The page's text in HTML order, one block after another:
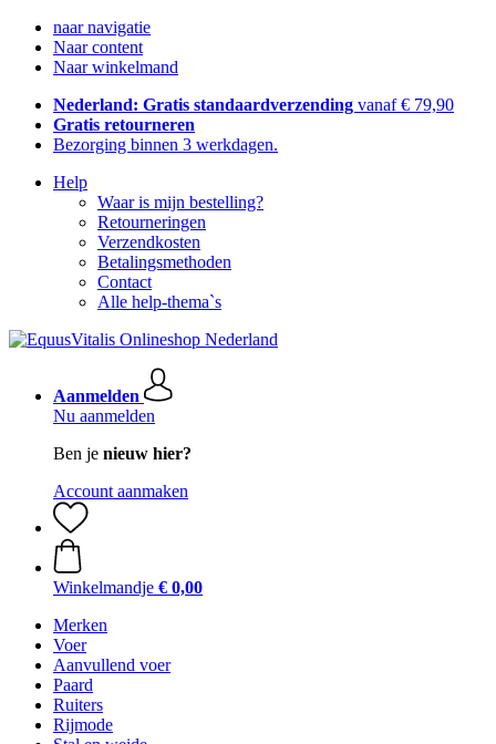
naar navigatie
Naar content
Naar winkelmand
Nederland: Gratis standaardverzending vanaf € 79,90
Gratis retourneren
Bezorging binnen 3 werkdagen.
Help
Waar is mijn bestelling?
Retourneringen
Verzendkosten
Betalingsmethoden
Contact
Alle help-thema`s
Aanmelden
Nu aanmelden
Ben je nieuw hier?
Account aanmaken
Winkelmandje € 0,00
Merken
Voer
Aanvullend voer
Paard
Ruiters
Rijmode